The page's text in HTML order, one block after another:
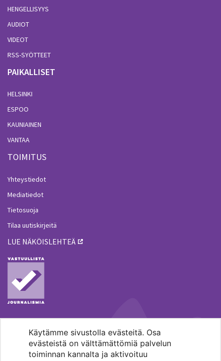
Käytämme sivustolla evästeitä. Osa
evästeistä on välttämättömiä palvelun
toiminnan kannalta ja aktivoituu
HENGELLISYYS
AUDIOT
VIDEOT
RSS-SYÖTTEET
PAIKALLISET
HELSINKI
ESPOO
KAUNIAINEN
VANTAA
TOIMITUS
Yhteystiedot
Mediatiedot
Tietosuoja
Tilaa uutiskirjeitä
LUE NÄKÖISLEHTEÄ
MENOHAKU